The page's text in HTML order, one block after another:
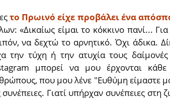
το Πρωινό είχε προβάλει ένα
«Δικαίως είμαι το κόκκινο πανί...
να δεχτώ το αρνητικό. Όχι άδικα.
την τύχη ή την ατυχία τους
μπορεί να μου έρχονται
που μου λένε "Ευθύμη είμαστε
συνέπειες. Γιατί υπήρχαν συνέπειες